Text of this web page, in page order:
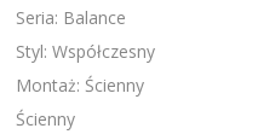
Seria: Balance
Styl: Współczesny
Montaż: Ścienny
Ścienny